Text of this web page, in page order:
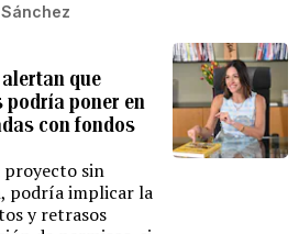
que
podría poner en
con fondos
sin
podría implicar la
y retrasos